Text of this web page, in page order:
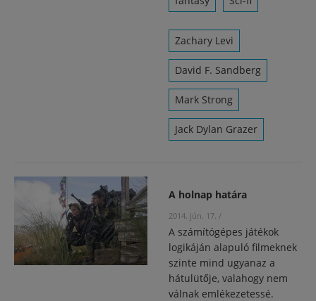
Zachary Levi
David F. Sandberg
Mark Strong
Jack Dylan Grazer
A holnap határa
2014. jún. 17. /
A számítógépes játékok
logikáján alapuló filmeknek
szinte mind ugyanaz a
hátulütője, valahogy nem
válnak emlékezetessé.